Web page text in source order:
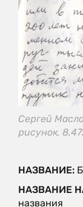
Сергей
рисунок,
НАЗВАНИЕ:
НАЗВАНИЕ
названия